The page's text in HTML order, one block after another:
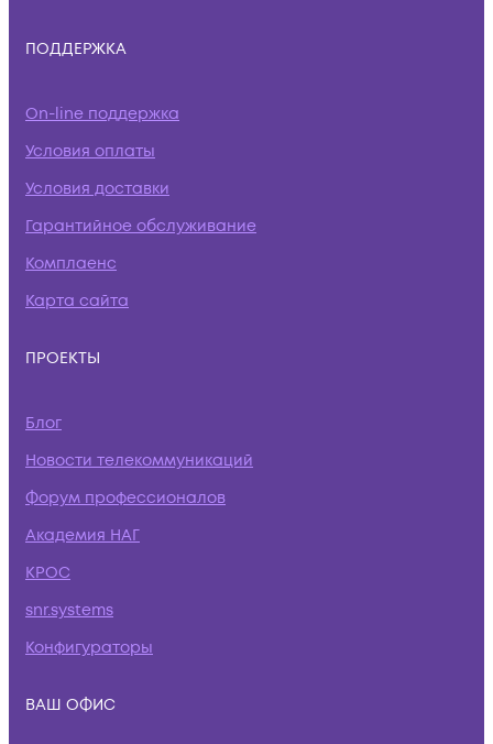
ПОДДЕРЖКА
On-line поддержка
Условия оплаты
Условия доставки
Гарантийное обслуживание
Комплаенс
Карта сайта
ПРОЕКТЫ
Блог
Новости телекоммуникаций
Форум профессионалов
Академия НАГ
КРОС
snr.systems
Конфигураторы
ВАШ ОФИС